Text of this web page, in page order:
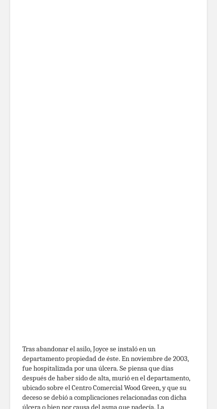
Tras abandonar el asilo, Joyce se instaló en un
departamento propiedad de éste. En noviembre de 2003,
fue hospitalizada por una úlcera. Se piensa que días
después de haber sido de alta, murió en el departamento,
ubicado sobre el Centro Comercial Wood Green, y que su
deceso se debió a complicaciones relacionadas con dicha
úlcera o bien por causa del asma que padecía. La